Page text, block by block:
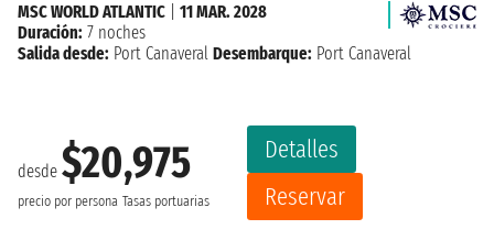
desde $20,975
precio por persona Tasas portuarias
Detalles
Reservar
MSC WORLD ATLANTIC
11 MAR. 2028
Duración: 7 noches
Salida desde: Port Canaveral Desembarque: Port Canaveral